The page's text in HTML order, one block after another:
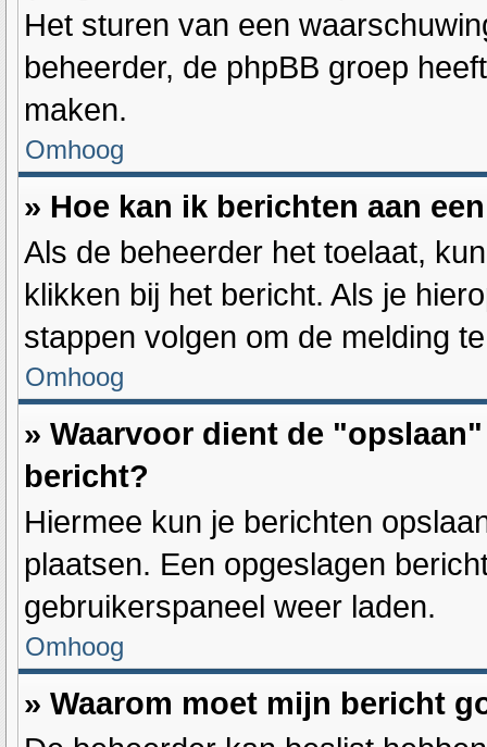
Het sturen van een
beheerder, de phpBB groep
maken.
Omhoog
» Hoe kan ik berichten aan
Als de beheerder het toelaat,
klikken bij het bericht. Als je
stappen volgen om de melding
Omhoog
» Waarvoor dient de
bericht?
Hiermee kun je berichten
plaatsen. Een opgeslagen
gebruikerspaneel weer laden.
Omhoog
» Waarom moet mijn bericht